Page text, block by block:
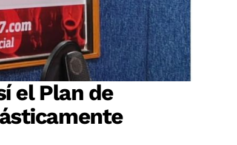
el Plan de